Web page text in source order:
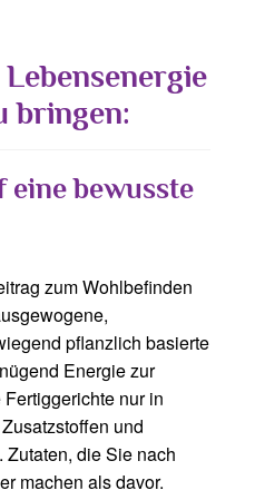
bringen:
eine bewusste
zum Wohlbefinden
pflanzlich basierte
Energie zur
nur in
und
Zutaten, die Sie nach
machen als davor.